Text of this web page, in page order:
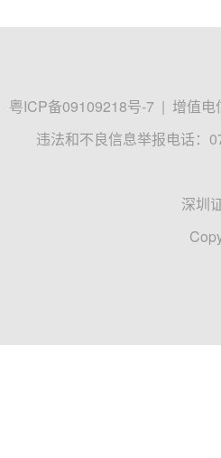
粤ICP备09109218号-7 | 增值电
违法和不良信息举报电话：
深圳